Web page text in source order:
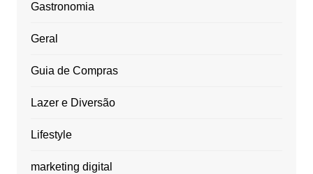
Gastronomia
Geral
Guia de Compras
Lazer e Diversão
Lifestyle
marketing digital